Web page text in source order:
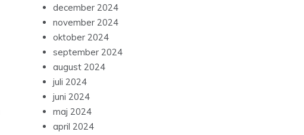
december 2024
november 2024
oktober 2024
september 2024
august 2024
juli 2024
juni 2024
maj 2024
april 2024